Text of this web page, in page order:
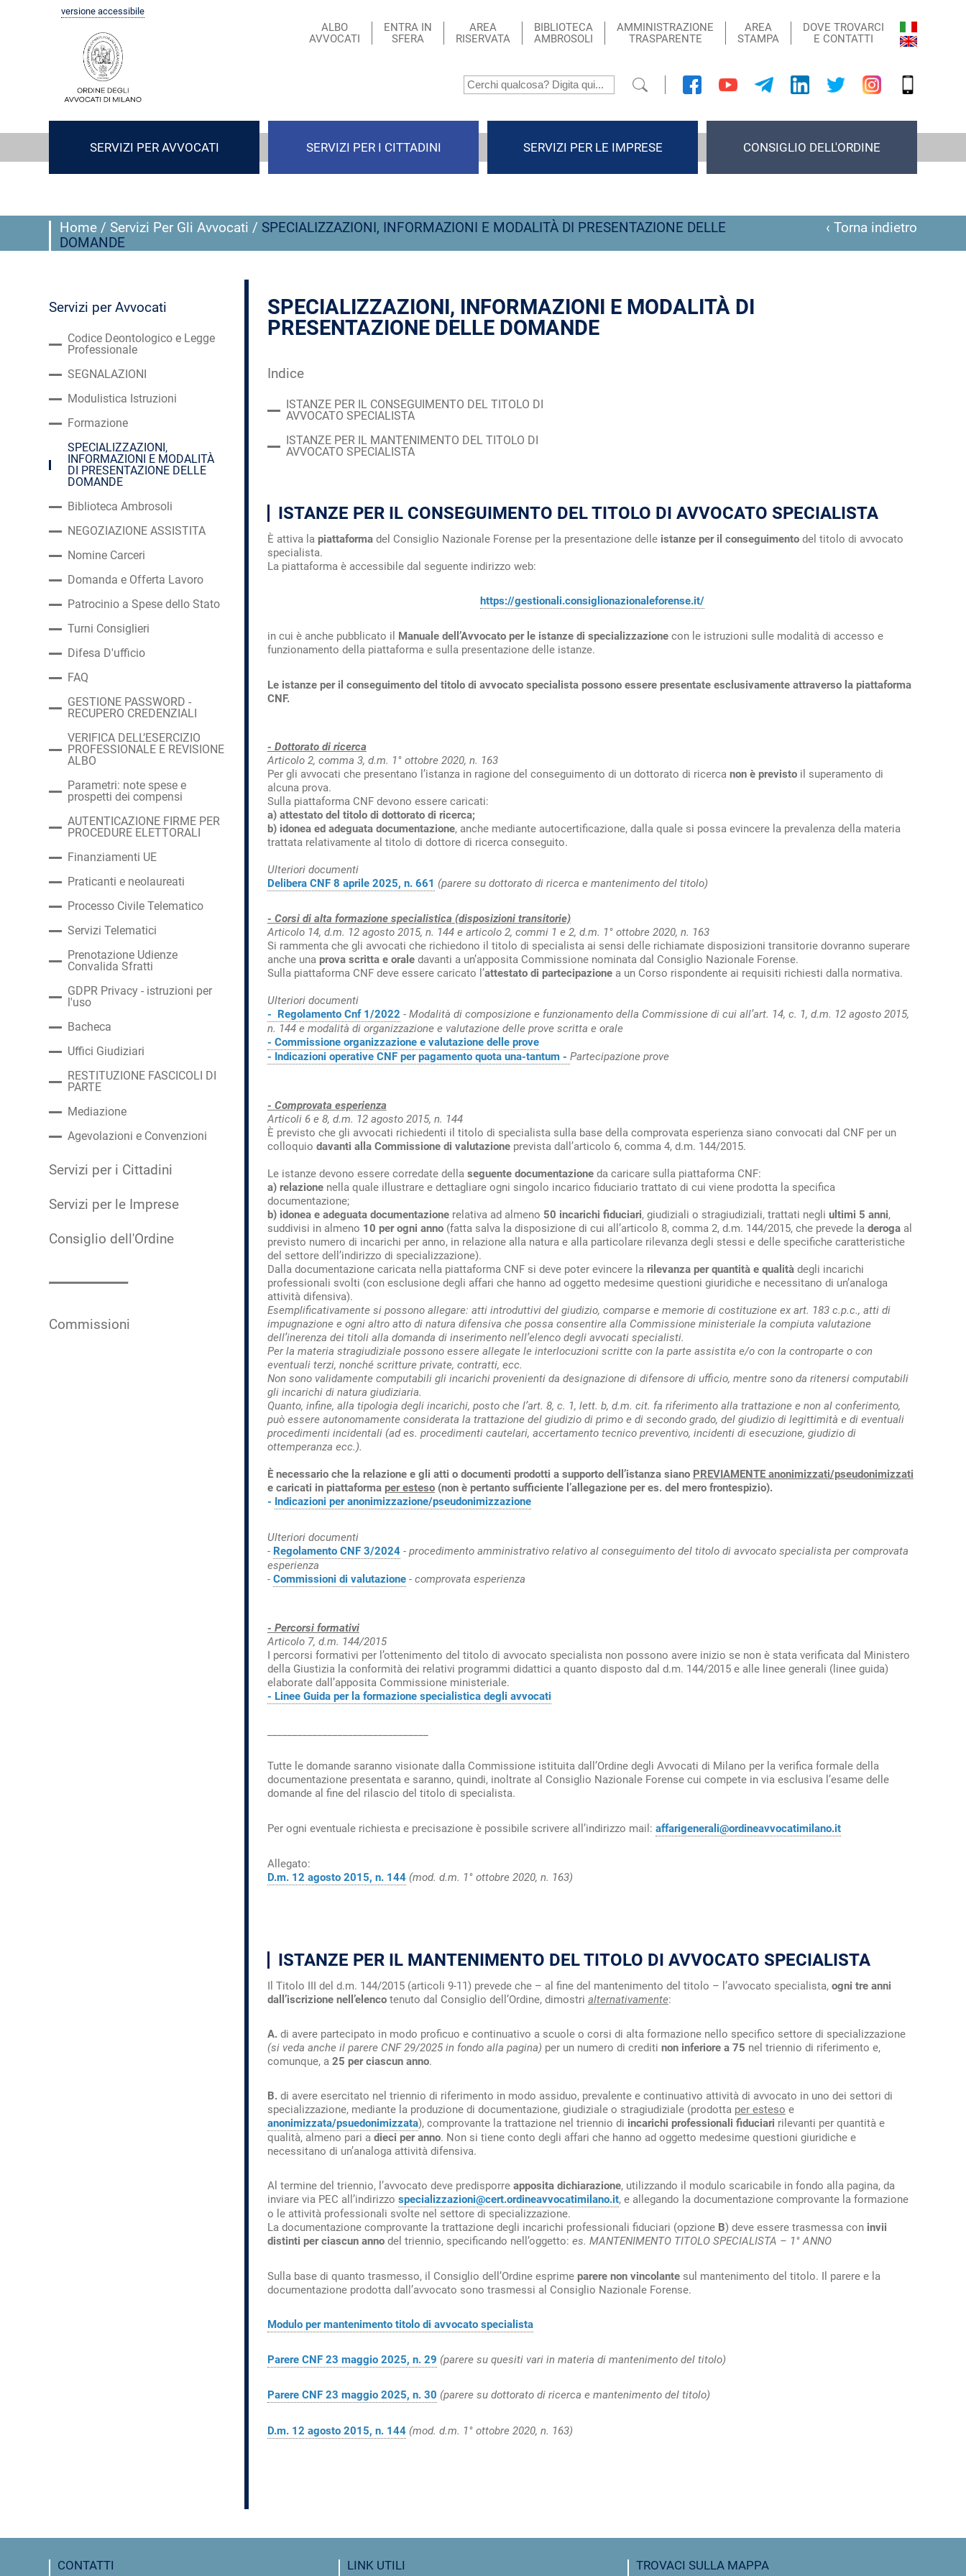
versione accessibile
ALBO
AVVOCATI
ENTRA IN
SFERA
AREA
RISERVATA
BIBLIOTECA
AMBROSOLI
AMMINISTRAZIONE
TRASPARENTE
AREA
STAMPA
DOVE TROVARCI
E CONTATTI
SERVIZI PER AVVOCATI SERVIZI PER I CITTADINI SERVIZI PER LE IMPRESE CONSIGLIO DELL'ORDINE
Home / Servizi Per Gli Avvocati / SPECIALIZZAZIONI, INFORMAZIONI E MODALITÀ DI PRESENTAZIONE DELLE
DOMANDE
‹ Torna indietro
SPECIALIZZAZIONI, INFORMAZIONI E MODALITÀ DI
PRESENTAZIONE DELLE DOMANDE
Indice
ISTANZE PER IL CONSEGUIMENTO DEL TITOLO DI
AVVOCATO SPECIALISTA
ISTANZE PER IL MANTENIMENTO DEL TITOLO DI
AVVOCATO SPECIALISTA
ISTANZE PER IL CONSEGUIMENTO DEL TITOLO DI AVVOCATO SPECIALISTA
È attiva la piattaformadel Consiglio Nazionale Forense per la presentazione delle istanze per il conseguimentodel titolo di avvocato
specialista.
La piattaforma è accessibile dal seguente indirizzo web:
https://gestionali.consiglionazionaleforense.it/
in cui è anche pubblicato il Manuale dell’Avvocato per le istanze di specializzazionecon le istruzioni sulle modalità di accesso e
funzionamento della piattaforma e sulla presentazione delle istanze.
Le istanze per il conseguimento del titolo di avvocato specialista possono essere presentate esclusivamente attraverso la piattaforma
CNF.
- Dottorato di ricerca
Articolo 2, comma 3, d.m. 1° ottobre 2020, n. 163
Per gli avvocati che presentano l’istanza in ragione del conseguimento di un dottorato di ricerca non è previstoil superamento di
alcuna prova.
Sulla piattaforma CNF devono essere caricati:
a) attestato del titolo di dottorato di ricerca;
b) idonea ed adeguata documentazione, anche mediante autocertificazione, dalla quale si possa evincere la prevalenza della materia
trattata relativamente al titolo di dottore di ricerca conseguito.
Ulteriori documenti
Delibera CNF 8 aprile 2025, n. 661 (parere su dottorato di ricerca e mantenimento del titolo)
- Corsi di alta formazione specialistica (disposizioni transitorie)
Articolo 14, d.m. 12 agosto 2015, n. 144 e articolo 2, commi 1 e 2, d.m. 1° ottobre 2020, n. 163
Si rammenta che gli avvocati che richiedono il titolo di specialista ai sensi delle richiamate disposizioni transitorie dovranno superare
anche una prova scritta e oraledavanti a un’apposita Commissione nominata dal Consiglio Nazionale Forense.
Sulla piattaforma CNF deve essere caricato l’attestato di partecipazionea un Corso rispondente ai requisiti richiesti dalla normativa.
Ulteriori documenti
- Regolamento Cnf 1/2022 - Modalità di composizione e funzionamento della Commissione di cui all’art. 14, c. 1, d.m. 12 agosto 2015,
n. 144 e modalità di organizzazione e valutazione delle prove scritta e orale
- Commissione organizzazione e valutazione delle prove
- Indicazioni operative CNF per pagamento quota una-tantum - Partecipazione prove
- Comprovata esperienza
Articoli 6 e 8, d.m. 12 agosto 2015, n. 144
È previsto che gli avvocati richiedenti il titolo di specialista sulla base della comprovata esperienza siano convocati dal CNF per un
colloquio davanti alla Commissione di valutazioneprevista dall’articolo 6, comma 4, d.m. 144/2015.
Le istanze devono essere corredate della seguente documentazioneda caricare sulla piattaforma CNF:
a) relazionenella quale illustrare e dettagliare ogni singolo incarico fiduciario trattato di cui viene prodotta la specifica
documentazione;
b) idonea e adeguata documentazionerelativa ad almeno 50 incarichi fiduciari, giudiziali o stragiudiziali, trattati negli ultimi 5 anni,
suddivisi in almeno 10 per ogni anno(fatta salva la disposizione di cui all’articolo 8, comma 2, d.m. 144/2015, che prevede la derogaal
previsto numero di incarichi per anno, in relazione alla natura e alla particolare rilevanza degli stessi e delle specifiche caratteristiche
del settore dell’indirizzo di specializzazione).
Dalla documentazione caricata nella piattaforma CNF si deve poter evincere larilevanza per quantità e qualitàdegli incarichi
professionali svolti (con esclusione degli affari che hanno ad oggetto medesime questioni giuridiche e necessitano di un’analoga
attività difensiva).
Esemplificativamente si possono allegare: atti introduttivi del giudizio, comparse e memorie di costituzione ex art. 183 c.p.c., atti di
impugnazione e ogni altro atto di natura difensiva che possa consentire alla Commissione ministeriale la compiuta valutazione
dell’inerenza dei titoli alla domanda di inserimento nell’elenco degli avvocati specialisti.
Per la materia stragiudiziale possono essere allegate le interlocuzioni scritte con la parte assistita e/o con la controparte o con
eventuali terzi, nonché scritture private, contratti, ecc.
Non sono validamente computabili gli incarichi provenienti da designazione di difensore di ufficio, mentre sono da ritenersi computabili
gli incarichi di natura giudiziaria.
Quanto, infine, alla tipologia degli incarichi, posto che l’art. 8, c. 1, lett. b, d.m. cit. fa riferimento alla trattazione e non al conferimento,
può essere autonomamente considerata la trattazione del giudizio di primo e di secondo grado, del giudizio di legittimità e di eventuali
procedimenti incidentali (ad es. procedimenti cautelari, accertamento tecnico preventivo, incidenti di esecuzione, giudizio di
ottemperanza ecc.).
È necessario che la relazione e gli atti o documenti prodotti a supporto dell’istanza siano PREVIAMENTE anonimizzati/pseudonimizzati
e caricati in piattaforma per esteso(non è pertanto sufficiente l’allegazione per es. del mero frontespizio).
- Indicazioni per anonimizzazione/pseudonimizzazione
Ulteriori documenti
- Regolamento CNF 3/2024- procedimento amministrativo relativo al conseguimento del titolo di avvocato specialista per comprovata
esperienza
- Commissioni di valutazione- comprovata esperienza
- Percorsi formativi
Articolo 7, d.m. 144/2015
I percorsi formativi per l’ottenimento del titolo di avvocato specialista non possono avere inizio se non è stata verificata dal Ministero
della Giustizia la conformità dei relativi programmi didattici a quanto disposto dal d.m. 144/2015 e alle linee generali (linee guida)
elaborate dall’apposita Commissione ministeriale.
- Linee Guida per la formazione specialistica degli avvocati
Tutte le domande saranno visionate dalla Commissione istituita dall’Ordine degli Avvocati di Milano per la verifica formale della
documentazione presentata e saranno, quindi, inoltrate al Consiglio Nazionale Forense cui compete in via esclusiva l’esame delle
domande al fine del rilascio del titolo di specialista.
Per ogni eventuale richiesta e precisazione è possibile scrivere all’indirizzo mail: affarigenerali@ordineavvocatimilano.it
Allegato:
D.m. 12 agosto 2015, n. 144 (mod. d.m. 1° ottobre 2020, n. 163)
ISTANZE PER IL MANTENIMENTO DEL TITOLO DI AVVOCATO SPECIALISTA
Il Titolo III del d.m. 144/2015 (articoli 9-11) prevede che – al fine del mantenimento del titolo – l’avvocato specialista, ogni tre anni
dall’iscrizione nell’elencotenuto dal Consiglio dell’Ordine, dimostri alternativamente:
A.di avere partecipato in modo proficuo e continuativo a scuole o corsi di alta formazione nello specifico settore di specializzazione
(si veda anche il parere CNF 29/2025 in fondo alla pagina) per un numero di crediti non inferiore a 75 nel triennio di riferimento e,
comunque, a 25 per ciascun anno.
B.di avere esercitato nel triennio di riferimento in modo assiduo, prevalente e continuativo attività di avvocato in uno dei settori di
specializzazione, mediante la produzione di documentazione, giudiziale o stragiudiziale (prodotta per esteso e
anonimizzata/psuedonimizzata), comprovante la trattazione nel triennio di incarichi professionali fiduciari rilevanti per quantità e
qualità, almeno pari a dieci per anno. Non si tiene conto degli affari che hanno ad oggetto medesime questioni giuridiche e
necessitano di un’analoga attività difensiva.
Al termine del triennio, l’avvocato deve predisporre apposita dichiarazione, utilizzando il modulo scaricabile in fondo alla pagina, da
inviare via PEC all’indirizzo specializzazioni@cert.ordineavvocatimilano.it, e allegando la documentazione comprovante la formazione
o le attività professionali svolte nel settore di specializzazione.
La documentazione comprovante la trattazione degli incarichi professionali fiduciari (opzione B) deve essere trasmessa con invii
distinti per ciascun annodel triennio, specificando nell’oggetto: es. MANTENIMENTO TITOLO SPECIALISTA – 1° ANNO
Sulla base di quanto trasmesso, il Consiglio dell’Ordine esprime parere non vincolantesul mantenimento del titolo. Il parere e la
documentazione prodotta dall’avvocato sono trasmessi al Consiglio Nazionale Forense.
Modulo per mantenimento titolo di avvocato specialista
Parere CNF 23 maggio 2025, n. 29 (parere su quesiti vari in materia di mantenimento del titolo)
Parere CNF 23 maggio 2025, n. 30 (parere su dottorato di ricerca e mantenimento del titolo)
D.m. 12 agosto 2015, n. 144 (mod. d.m. 1° ottobre 2020, n. 163)
Servizi per Avvocati
Codice Deontologico e Legge
Professionale
SEGNALAZIONI
Modulistica Istruzioni
Formazione
SPECIALIZZAZIONI,
INFORMAZIONI E MODALITÀ
DI PRESENTAZIONE DELLE
DOMANDE
Biblioteca Ambrosoli
NEGOZIAZIONE ASSISTITA
Nomine Carceri
Domanda e Offerta Lavoro
Patrocinio a Spese dello Stato
Turni Consiglieri
Difesa D'ufficio
FAQ
GESTIONE PASSWORD -
RECUPERO CREDENZIALI
VERIFICA DELL’ESERCIZIO
PROFESSIONALE E REVISIONE
ALBO
Parametri: note spese e
prospetti dei compensi
AUTENTICAZIONE FIRME PER
PROCEDURE ELETTORALI
Finanziamenti UE
Praticanti e neolaureati
Processo Civile Telematico
Servizi Telematici
Prenotazione Udienze
Convalida Sfratti
GDPR Privacy - istruzioni per
l'uso
Bacheca
Uffici Giudiziari
RESTITUZIONE FASCICOLI DI
PARTE
Mediazione
Agevolazioni e Convenzioni
Servizi per i Cittadini
Servizi per le Imprese
Consiglio dell'Ordine
Commissioni
CONTATTI LINK UTILI TROVACI SULLA MAPPA